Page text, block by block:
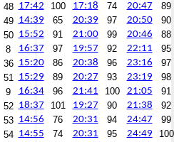
48 17:42 100 17:18 74 20:47
89
49 14:39 65 20:39 97 20:50
90
50 15:52 91 21:00 99 20:46
88
8 16:37 97 19:57 92 22:11
95
36 15:20 86 20:38 96 23:16
97
51 15:29 89 20:27 93 23:19
98
9 16:34 96 21:41 100 21:05
91
52 18:37 101 19:27 90 21:38
92
53 14:56 76 20:31 94 24:47
99
54 14:55 74 20:31 95 24:49
100